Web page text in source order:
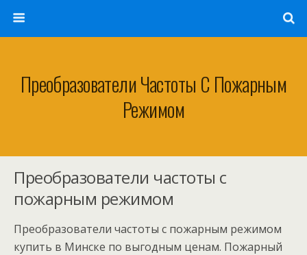
Преобразователи Частоты С Пожарным
Режимом
Преобразователи частоты с
пожарным режимом
Преобразователи частоты с пожарным режимом
купить в Минске по выгодным ценам. Пожарный